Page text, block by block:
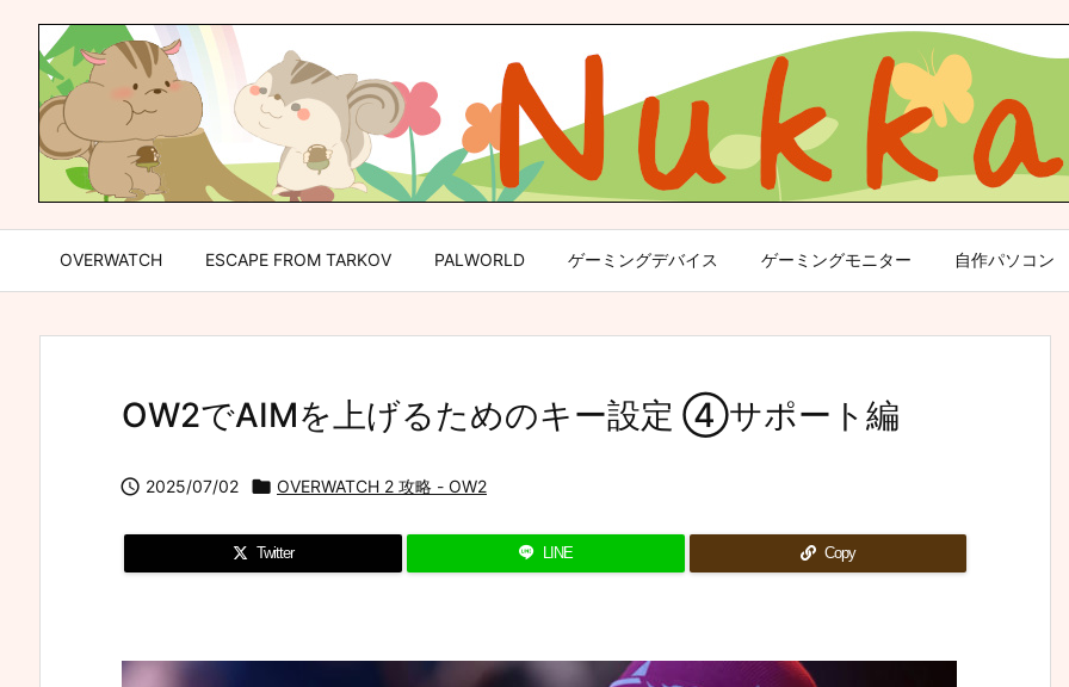
OVERWATCH ESCAPE FROM TARKOV PALWORLD ゲーミングデバイス ゲーミングモニター 自作パソコン
OW2でAIMを上げるためのキー設定 ④サポート編
 2025/07/02  OVERWATCH 2 攻略 - OW2
Twitter LINE Copy